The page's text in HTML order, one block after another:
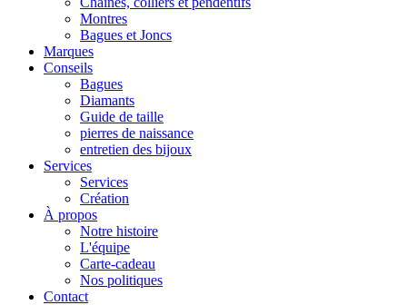
Montres
Bagues et Joncs
Marques
Conseils
Bagues
Diamants
Guide de taille
pierres de naissance
entretien des bijoux
Services
Services
Création
À propos
Notre histoire
L'équipe
Carte-cadeau
Nos politiques
Contact